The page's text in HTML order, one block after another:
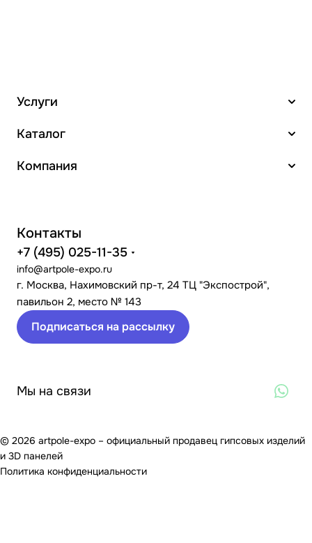
Услуги
Каталог
Компания
Контакты
+7 (495) 025-11-35
info@artpole-expo.ru
г. Москва, Нахимовский пр-т, 24 ТЦ "Экспострой",
павильон 2, место № 143
Подписаться на рассылку
Мы на связи
© 2026 artpole-expo – официальный продавец гипсовых изделий
и 3D панелей
Политика конфиденциальности